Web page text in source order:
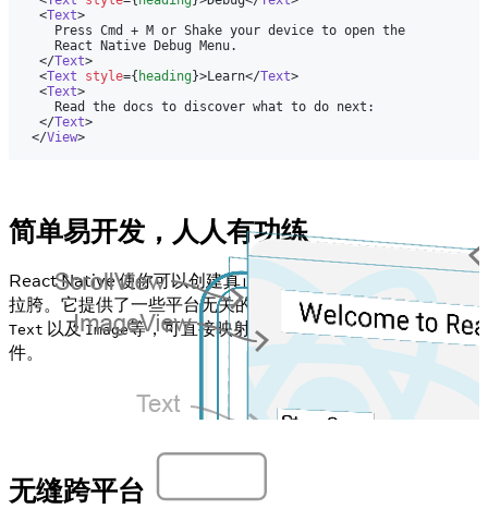
<Text>
      Press Cmd + M or Shake your device to open the
      React Native Debug Menu.
</Text>
<Text style={ heading}>Learn</Text>
<Text>
      Read the docs to discover what to do next:
</Text>
</View>
简单易开发，人人有功练
React Native 使你可以创建真正原生的应用，用户体验绝不
拉胯。它提供了一些平台无关的抽象核心组件，像是View,
Text 以及Image等，可直接映射渲染为对应平台的原生 UI 组
件。
无缝跨平台